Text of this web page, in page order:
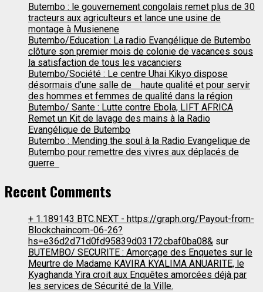
Butembo : le gouvernement congolais remet plus de 30
tracteurs aux agriculteurs et lance une usine de
montage à Musienene
Butembo/Education: La radio Evangélique de Butembo
clôture son premier mois de colonie de vacances sous
la satisfaction de tous les vacanciers
Butembo/Société : Le centre Uhai Kikyo dispose
désormais d’une salle de haute qualité et pour servir
des hommes et femmes de qualité dans la région
Butembo/ Sante : Lutte contre Ebola, LIFT AFRICA
Remet un Kit de lavage des mains à la Radio
Evangélique de Butembo
Butembo : Mending the soul à la Radio Evangelique de
Butembo pour remettre des vivres aux déplacés de
guerre
Recent Comments
+ 1.189143 BTC.NEXT - https://graph.org/Payout-from-
Blockchaincom-06-26?
hs=e36d2d71d0fd95839d03172cbaf0ba08& sur
BUTEMBO/ SECURITE : Amorçage des Enquetes sur le
Meurtre de Madame KAVIRA KYALIMA ANUARITE, le
Kyaghanda Yira croit aux Enquêtes amorcées déjà par
les services de Sécurité de la Ville.